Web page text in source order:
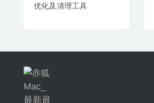
优化及清理工具